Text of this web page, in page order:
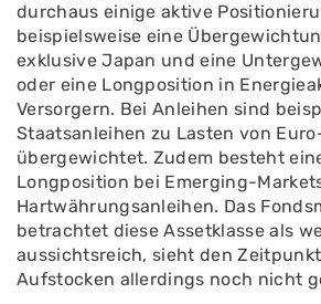
durchaus einige aktive
beispielsweise eine
exklusive Japan und eine
oder eine Longposition in
Versorgern. Bei Anleihen sind
Staatsanleihen zu Lasten von
übergewichtet. Zudem besteht
Longposition bei Emerging-
Hartwährungsanleihen. Das
betrachtet diese Assetklasse als
aussichtsreich, sieht den
Aufstocken allerdings noch nicht